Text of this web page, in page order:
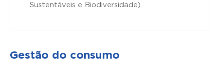
Sustentáveis e Biodiversidade).
Gestão do consumo